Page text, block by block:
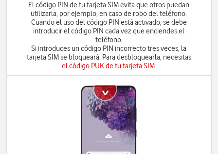
El código PIN de tu tarjeta SIM evita que otros puedan
utilizarla, por ejemplo, en caso de robo del teléfono.
Cuando el uso del código PIN está activado, se debe
introducir el código PIN cada vez que enciendes el
teléfono.
Si introduces un código PIN incorrecto tres veces, la
tarjeta SIM se bloqueará. Para desbloquearla, necesitas
el código PUK de tu tarjeta SIM.